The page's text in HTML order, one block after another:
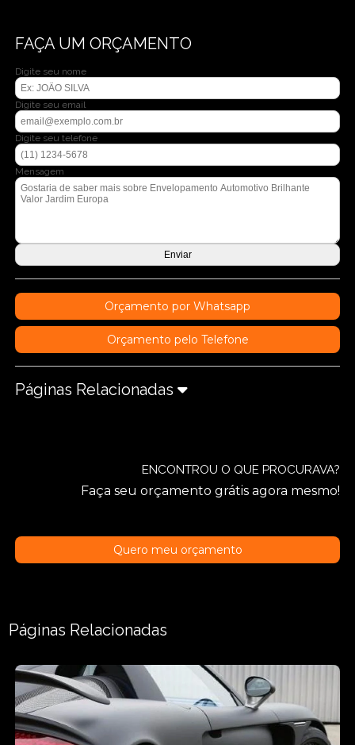
FAÇA UM ORÇAMENTO
Digite seu nome
Digite seu email
Digite seu telefone
Mensagem
Orçamento por Whatsapp
Orçamento pelo Telefone
Páginas Relacionadas
ENCONTROU O QUE PROCURAVA?
Faça seu orçamento grátis agora mesmo!
Quero meu orçamento
Páginas Relacionadas